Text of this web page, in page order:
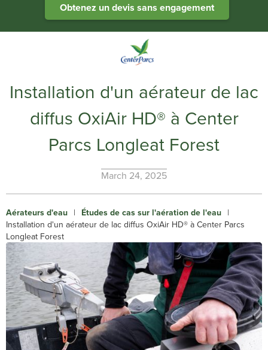
Obtenez un devis sans engagement
Installation d'un aérateur de lac
diffus OxiAir HD® à Center
Parcs Longleat Forest
March 24, 2025
Aérateurs d'eau | Études de cas sur l'aération de l'eau |
Installation d'un aérateur de lac diffus OxiAir HD® à Center Parcs
Longleat Forest